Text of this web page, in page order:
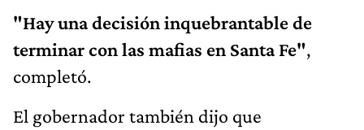
"Hay una decisión inquebrantable de
terminar con las mafias en Santa Fe",
completó.
El gobernador también dijo que